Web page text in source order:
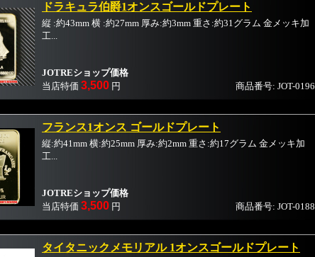
商品番号: JOT-0196
ドラキュラ伯爵1オンスゴールドプレート
縦 :約43mm 横 :約27mm 厚み:約3mm 重さ:約31グラム 金メッキ加
工...
JOTREショップ価格
当店特価 3,500 円
商品番号: JOT-0188
フランス1オンス ゴールドプレート
縦:約41mm 横:約25mm 厚み:約2mm 重さ:約17グラム 金メッキ加
工...
JOTREショップ価格
当店特価 3,500 円
タイタニックメモリアル 1オンスゴールドプレート